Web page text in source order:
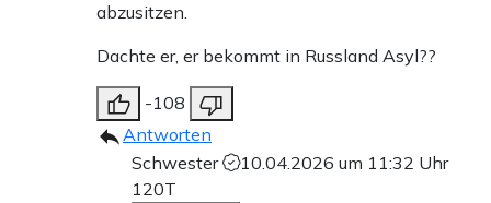
abzusitzen.
Dachte er, er bekommt in Russland Asyl??
-108
Antworten
Schwester
10.04.2026 um 11:32 Uhr
120T